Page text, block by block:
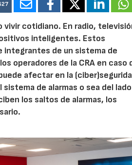
vivir cotidiano. En radio,
inteligentes. Estos
integrantes de un sistema de
operadores de la CRA en caso
afectar en la
de alarmas o sea del
los saltos de alarmas, los